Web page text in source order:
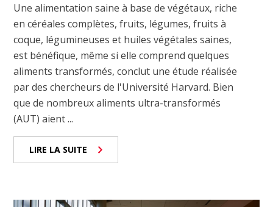
Une alimentation saine à base de végétaux, riche
en céréales complètes, fruits, légumes, fruits à
coque, légumineuses et huiles végétales saines,
est bénéfique, même si elle comprend quelques
aliments transformés, conclut une étude réalisée
par des chercheurs de l'Université Harvard. Bien
que de nombreux aliments ultra-transformés
(AUT) aient ...
LIRE LA SUITE